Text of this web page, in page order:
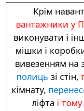
Крім
вантажники у
виконувати і
мішки і
вивезенням на
полиць зі стін,
кімнату,
ліфта і